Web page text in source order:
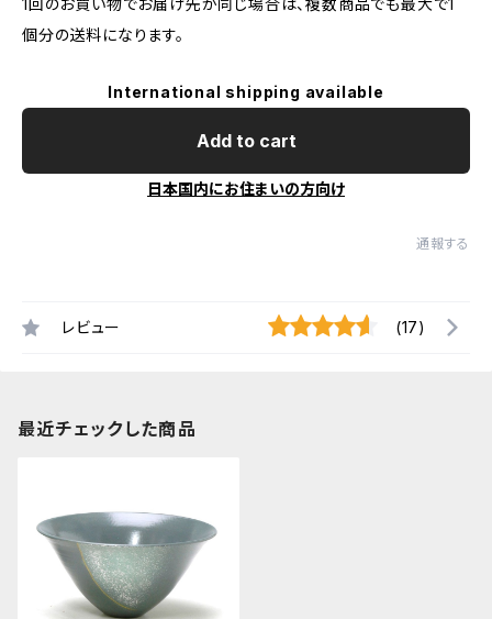
1回のお買い物でお届け先が同じ場合は、複数商品でも最大で1
個分の送料になります。
International shipping available
Add to cart
日本国内にお住まいの方向け
通報する
レビュー (17)
最近チェックした商品